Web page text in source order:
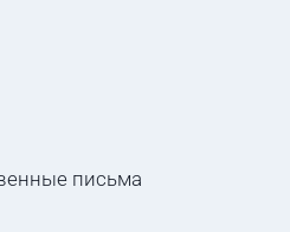
письма